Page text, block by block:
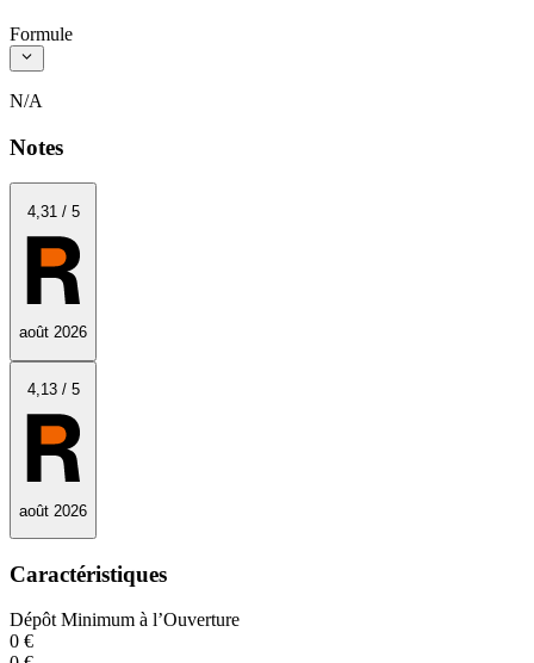
Formule
N/A
Notes
4,31 / 5
août 2026
4,13/ 5
août 2026
Caractéristiques
Dépôt Minimum à l’Ouverture
0 €